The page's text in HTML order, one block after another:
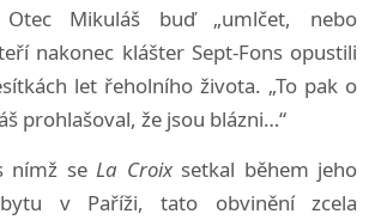
Mikuláš buď „umlčet, nebo
nakonec klášter Sept-Fons opustili
let řeholního života. „To pak o
prohlašoval, že jsou blázni…“
nímž se La Croixsetkal během jeho
v Paříži, tato obvinění zcela